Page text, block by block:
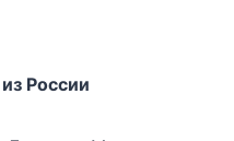
России